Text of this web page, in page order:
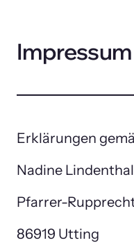
Impressum
Erklärungen
Nadine Lindenthal
Pfarrer-
86919 Utting